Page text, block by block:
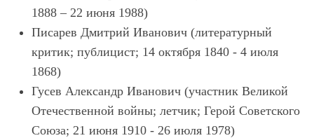
1888 – 22 июня 1988)
Писарев Дмитрий Иванович (литературный
критик; публицист; 14 октября 1840 - 4 июля
1868)
Гусев Александр Иванович (участник Великой
Отечественной войны; летчик; Герой Советского
Союза; 21 июня 1910 - 26 июля 1978)